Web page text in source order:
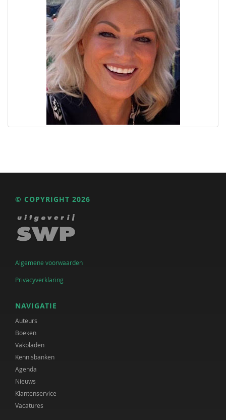
© COPYRIGHT 2026
Algemene voorwaarden
Privacyverklaring
NAVIGATIE
Auteurs
Boeken
Vakbladen
Kennisbanken
Agenda
Nieuws
Klantenservice
Vacatures